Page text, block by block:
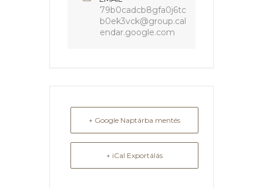
79b0cadcb8gfa0j6tc
b0ek3vck@group.cal
endar.google.com
+ Google Naptárba mentés
+ iCal Exportálás